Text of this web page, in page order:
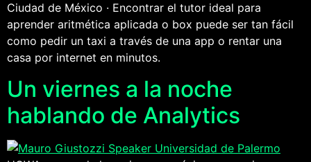
Ciudad de México · Encontrar el tutor ideal para
aprender aritmética aplicada o box puede ser tan fácil
como pedir un taxi a través de una app o rentar una
casa por internet en minutos.
Un viernes a la noche
hablando de Analytics